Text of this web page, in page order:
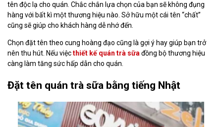
tên độc lạ cho quán. Chắc chắn lựa chọn của bạn sẽ không đụng
hàng với bất kì một thương hiệu nào. Sở hữu một cái tên “chất”
cũng sẽ giúp cho khách hàng dễ nhớ đến.
Chọn đặt tên theo cung hoàng đạo cũng là gợi ý hay giúp bạn trở
nên thu hút. Nếu việcthiết kế quán trà sữa đồng bộ thương hiệu
càng làm tăng sức hấp dẫn cho quán.
Đặt tên quán trà sữa bằng tiếng Nhật